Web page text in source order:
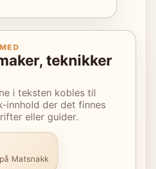
teknikker
i teksten kobles til
innhold der det finnes
eller guider.
Matsnakk